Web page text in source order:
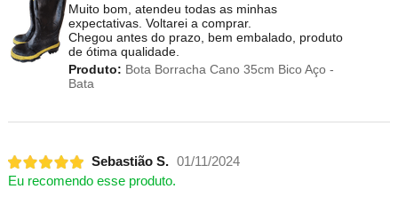
Muito bom, atendeu todas as minhas
expectativas. Voltarei a comprar.
Chegou antes do prazo, bem embalado, produto
de ótima qualidade.
Produto: Bota Borracha Cano 35cm Bico Aço -
Bata
Sebastião S. 01/11/2024
Eu recomendo esse produto.